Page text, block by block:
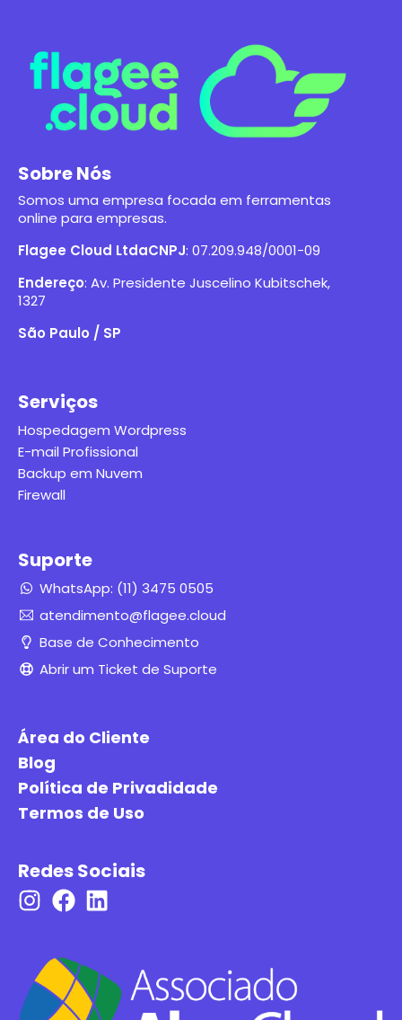
Sobre Nós
Somos uma empresa focada em ferramentas
online para empresas.
Flagee Cloud LtdaCNPJ: 07.209.948/0001-09
Endereço: Av. Presidente Juscelino Kubitschek,
1327
São Paulo / SP
Serviços
Hospedagem Wordpress
E-mail Profissional
Backup em Nuvem
Firewall
Suporte
WhatsApp: (11) 3475 0505
atendimento@flagee.cloud
Base de Conhecimento
Abrir um Ticket de Suporte
Área do Cliente
Blog
Política de Privadidade
Termos de Uso
Redes Sociais